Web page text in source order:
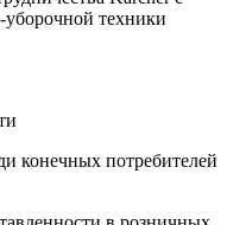
уборочной техники
конечных потребителей